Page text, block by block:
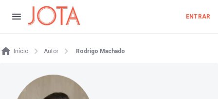
ENTRAR
Início Autor Rodrigo Machado